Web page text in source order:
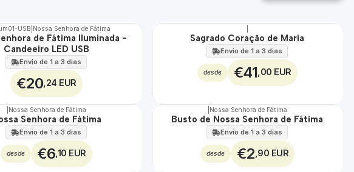
USB Nossa Senhora de Fátima
de Fátima Iluminada -
Candeeiro LED USB
Envio de 1 a 3 dias
€20 ,24 EUR
Sagrado Coração de Maria
Envio de 1 a 3 dias
desde €41 ,00 EUR
Nossa Senhora de Fátima
Senhora de Fátima
Envio de 1 a 3 dias
desde €6 ,10 EUR
Não Disponível
Nossa Senhora de Fátima
Busto de Nossa Senhora de Fátima
Envio de 1 a 3 dias
desde €2 ,90 EUR